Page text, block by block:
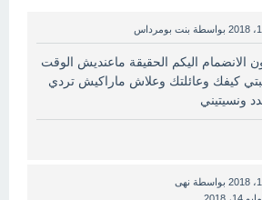
بواسطة بنت بومرداس
الانضمام اليكم الحقيقة ماعنديش الوقت
كيفك وعائلتك وعلاش ماراكيش تردي
ونسيتيني
بواسطة نهى
مايو 14، 2018